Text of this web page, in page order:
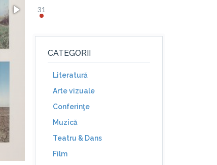
31
CATEGORII
Literatură
Arte vizuale
Conferinţe
Muzică
Teatru & Dans
Film